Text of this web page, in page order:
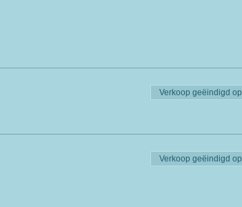
Verkoop geëindigd op
Verkoop geëindigd op